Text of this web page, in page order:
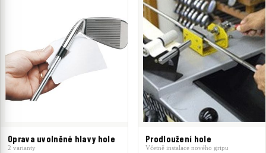
Oprava uvolněné hlavy hole
2 varianty
Prodloužení hole
Včetně instalace nového gripu